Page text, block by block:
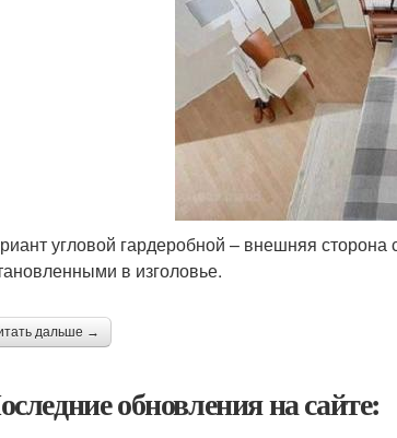
угловой гардеробной – внешняя
в изголовье.
дальше →
обновления на сайте: